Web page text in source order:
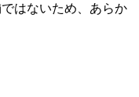
はないため、あらか